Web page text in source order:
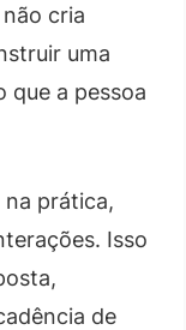
cria
uma
que a pessoa
prática,
Isso
de